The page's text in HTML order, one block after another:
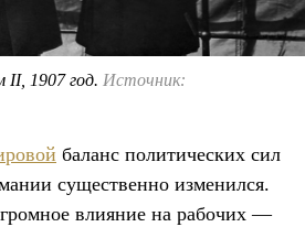
II, 1907 год. Источник:
баланс политических сил
существенно изменился.
влияние на рабочих —